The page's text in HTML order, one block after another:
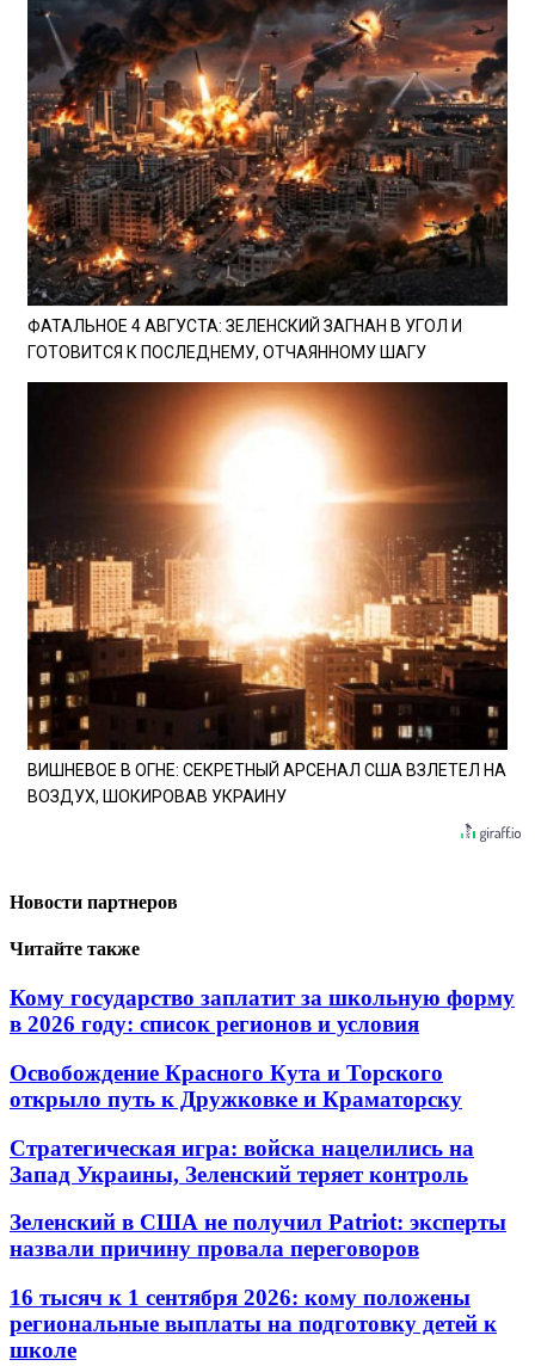
ФАТАЛЬНОЕ 4 АВГУСТА: ЗЕЛЕНСКИЙ ЗАГНАН В УГОЛ И
ГОТОВИТСЯ К ПОСЛЕДНЕМУ, ОТЧАЯННОМУ ШАГУ
ВИШНЕВОЕ В ОГНЕ: СЕКРЕТНЫЙ АРСЕНАЛ США ВЗЛЕТЕЛ НА
ВОЗДУХ, ШОКИРОВАВ УКРАИНУ
Новости партнеров
Читайте также
Кому государство заплатит за школьную форму
в 2026 году: список регионов и условия
Освобождение Красного Кута и Торского
открыло путь к Дружковке и Краматорску
Стратегическая игра: войска нацелились на
Запад Украины, Зеленский теряет контроль
Зеленский в США не получил Patriot: эксперты
назвали причину провала переговоров
16 тысяч к 1 сентября 2026: кому положены
региональные выплаты на подготовку детей к
школе